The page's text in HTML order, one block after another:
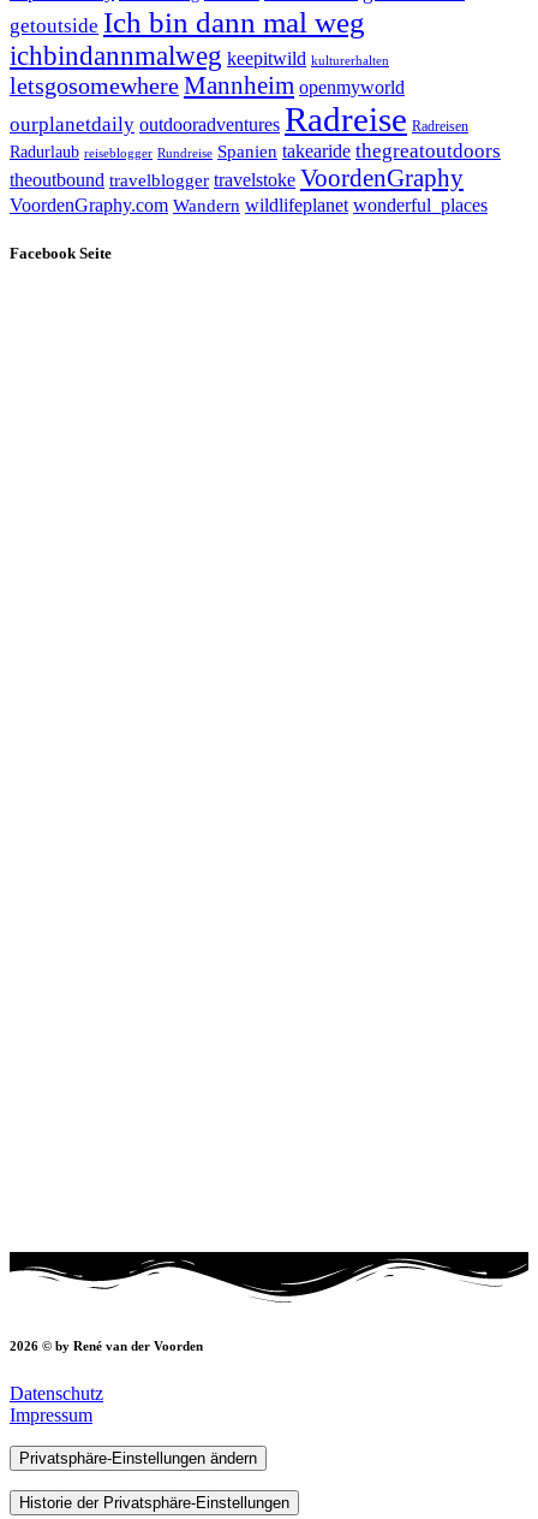
getoutside Ich bin dann mal weg
ichbindannmalweg keepitwild kulturerhalten
letsgosomewhereMannheim openmyworld
ourplanetdaily outdooradventures Radreise Radreisen
Radurlaub reiseblogger Rundreise Spanien takearide thegreatoutdoors
theoutbound travelblogger travelstoke VoordenGraphy
VoordenGraphy.com Wandern wildlifeplanet wonderful_places
Facebook Seite
2026 © by René van der Voorden
Datenschutz
Impressum
Privatsphäre-Einstellungen ändern
Historie der Privatsphäre-Einstellungen